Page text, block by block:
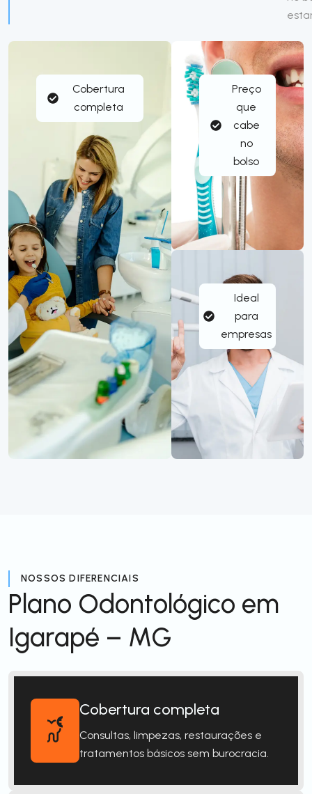
Cobertura
completa
Preço
que
cabe
no
bolso
Ideal
para
empresas
NOSSOS DIFERENCIAIS
Plano Odontológico em
Igarapé – MG
Cobertura completa
Consultas, limpezas, restaurações e
tratamentos básicos sem burocracia.